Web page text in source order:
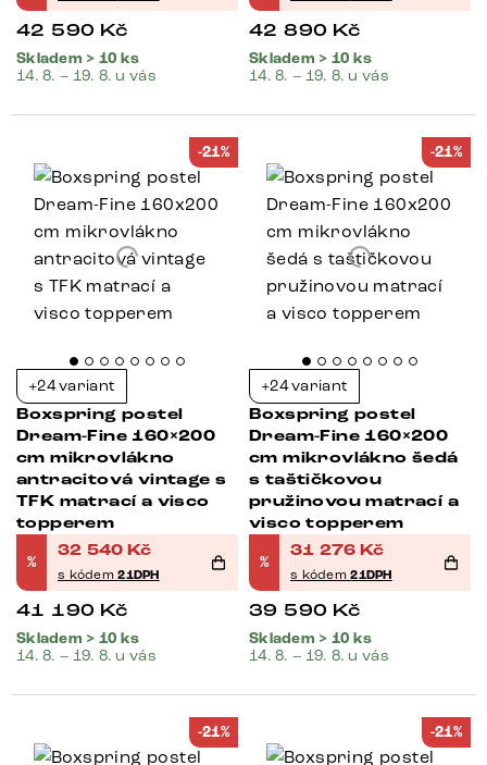
42 590 Kč
Skladem > 10 ks
14. 8. – 19. 8. u vás
42 890 Kč
Skladem > 10 ks
14. 8. – 19. 8. u vás
-21%
+24 variant
Boxspring postel
Dream-Fine 160×200
cm mikrovlákno
antracitová vintage s
TFK matrací a visco
topperem
%
32 540 Kč
s kódem21DPH
41 190 Kč
Skladem > 10 ks
14. 8. – 19. 8. u vás
-21%
+24 variant
Boxspring postel
Dream-Fine 160×200
cm mikrovlákno šedá
s taštičkovou
pružinovou matrací a
visco topperem
%
31 276 Kč
s kódem21DPH
39 590 Kč
Skladem > 10 ks
14. 8. – 19. 8. u vás
-21% -21%